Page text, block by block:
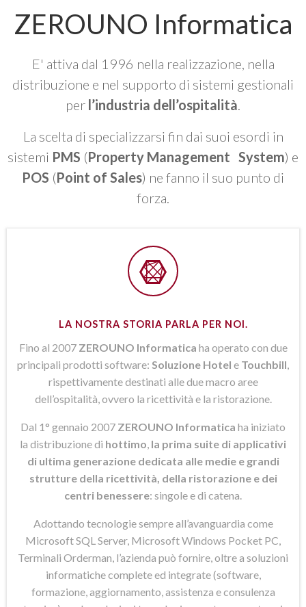
ZEROUNO Informatica
E' attiva dal 1996 nella realizzazione, nella
distribuzione e nel supporto di sistemi gestionali
per l’industria dell’ospitalità
La scelta di specializzarsi fin dai suoi esordi in
sistemi PMS (Property Management System) e
POS (Point of Sales) ne fanno il suo punto di
forza.
LA NOSTRA STORIA PARLA PER NOI.
Fino al 2007 ZEROUNO Informatica ha operato con due
principali prodotti software: Soluzione Hotel e Touchbill
rispettivamente destinati alle due macro aree
dell’ospitalità, ovvero la ricettività e la ristorazione.
Dal 1° gennaio 2007 ZEROUNO Informatica ha iniziato
la distribuzione di hottimo la prima suite di applicativi
di ultima generazione dedicata alle medie e grandi
strutture della ricettività, della ristorazione e dei
centri benessere: singole e di catena.
Adottando tecnologie sempre all’avanguardia come
Microsoft SQL Server, Microsoft Windows Pocket PC,
Terminali Orderman, l’azienda può fornire, oltre a soluzioni
informatiche complete ed integrate (software,
formazione, aggiornamento, assistenza e consulenza